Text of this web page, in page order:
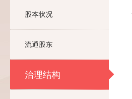
股本状况
流通股东
治理结构